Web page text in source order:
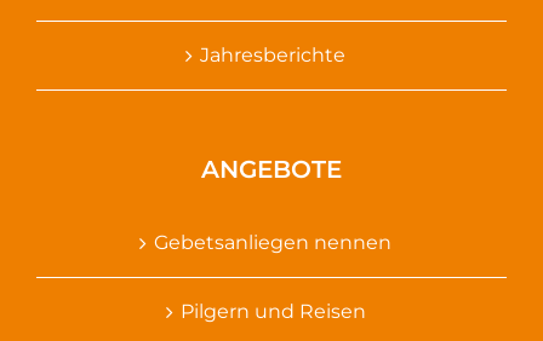
Jahresberichte
ANGEBOTE
Gebetsanliegen nennen
Pilgern und Reisen